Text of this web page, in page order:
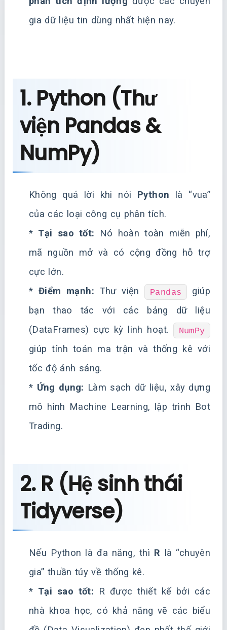
gia dữ liệu tin dùng nhất hiện nay.
1. Python (Thư
viện Pandas &
NumPy)
Không quá lời khi nói Python là “vua”
của các loại công cụ phân tích.
* Tại sao tốt: Nó hoàn toàn miễn phí,
mã nguồn mở và có cộng đồng hỗ trợ
cực lớn.
* Điểm mạnh: Thư viện Pandas
giúp
bạn thao tác với các bảng dữ liệu
(DataFrames) cực kỳ linh hoạt.
NumPy
giúp tính toán ma trận và thống kê với
tốc độ ánh sáng.
* Ứng dụng: Làm sạch dữ liệu, xây dựng
mô hình Machine Learning, lập trình Bot
Trading.
2. R (Hệ sinh thái
Tidyverse)
Nếu Python là đa năng, thì R là “chuyên
gia” thuần túy về thống kê.
* Tại sao tốt: R được thiết kế bởi các
nhà khoa học, có khả năng vẽ các biểu